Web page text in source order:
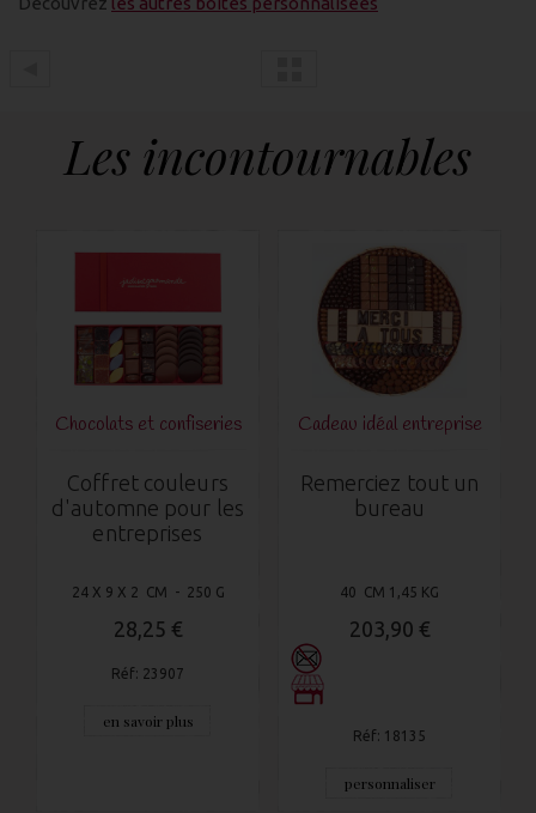
Les incontournables
Chocolats et confiseries
Coffret couleurs
d'automne pour les
entreprises
24 X 9 X 2 CM - 250 G
28,25 €
Réf: 23907
en savoir plus
Cadeau idéal entreprise
Remerciez tout un
bureau
40 CM 1,45 KG
203,90 €
Réf: 18135
personnaliser